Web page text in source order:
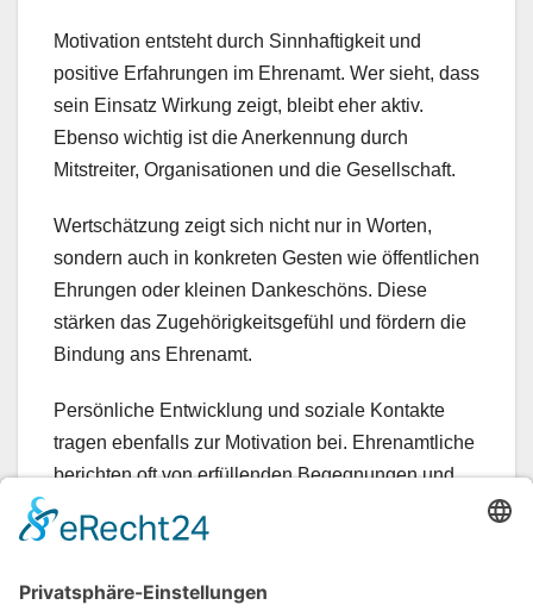
Motivation entsteht durch Sinnhaftigkeit und
positive Erfahrungen im Ehrenamt. Wer sieht, dass
sein Einsatz Wirkung zeigt, bleibt eher aktiv.
Ebenso wichtig ist die Anerkennung durch
Mitstreiter, Organisationen und die Gesellschaft.
Wertschätzung zeigt sich nicht nur in Worten,
sondern auch in konkreten Gesten wie öffentlichen
Ehrungen oder kleinen Dankeschöns. Diese
stärken das Zugehörigkeitsgefühl und fördern die
Bindung ans Ehrenamt.
Persönliche Entwicklung und soziale Kontakte
tragen ebenfalls zur Motivation bei. Ehrenamtliche
berichten oft von erfüllenden Begegnungen und
neuen Freundschaften. Diese Erfahrungswerte
wirken nachhaltig und erhöhen die Bereitschaft